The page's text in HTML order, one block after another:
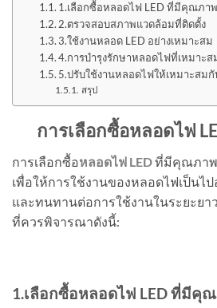
1.เลือกซื้อหลอดไฟ LED ที่มีคุณภาพ
2.ตรวจสอบสภาพแวดล้อมที่ติดตั้ง
3.ใช้งานหลอด LED อย่างเหมาะสม
4.การบำรุงรักษาหลอดไฟที่เหมาะส
5.ปรับใช้งานหลอดไฟให้เหมาะสม
สรุป
การเลือกซื้อหลอดไฟ
การเลือกซื้อหลอดไฟ LEDที่มีคุณภา
เพื่อให้การใช้งานของหลอดไฟเป็นไ
และทนทานต่อการใช้งานในระยะย
ที่ควรพิจารณาดังนี้:
1.เลือกซื้อหลอดไฟ LEDที่มีคุณ